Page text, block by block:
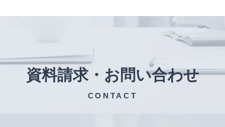
資料請求・お問い合わせ
CONTACT